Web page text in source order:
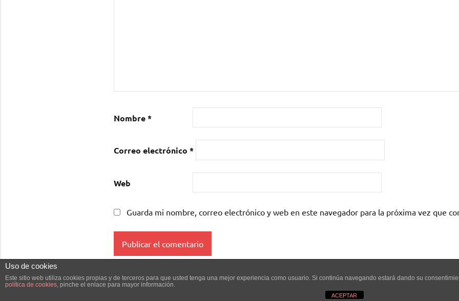
Nombre*
Correo electrónico *
Web
Guarda mi nombre, correo electrónico y web en este navegador para la próxima vez que
Tema de WordPress: Dynamico de ThemeZee.
Uso de cookies
Este sitio web utiliza cookies propias y de terceros para que usted tenga una mejor experiencia como usuario. Si continúa navegando estará dando su
política de cookies, pinche el enlace para mayor información.
ACEPTAR